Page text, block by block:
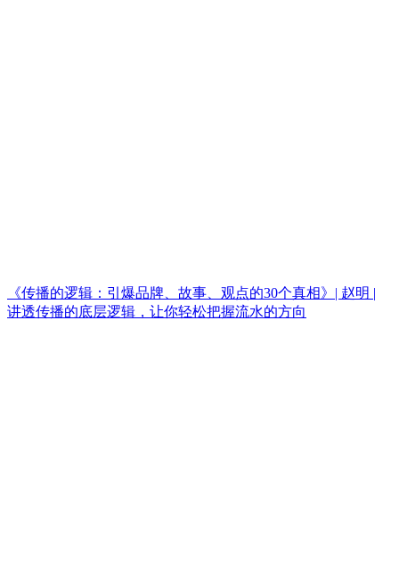
《传播的逻辑：引爆品牌、故事、观点的30个真相》| 赵明 |
讲透传播的底层逻辑，让你轻松把握流水的方向